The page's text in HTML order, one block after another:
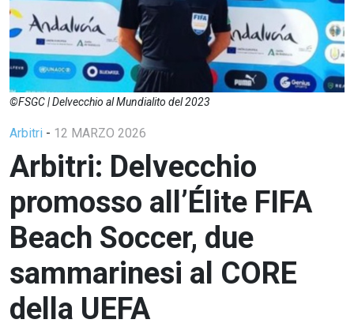
©FSGC | Delvecchio al Mundialito del 2023
Arbitri - 12 MARZO 2026
Arbitri: Delvecchio
promosso all’Élite FIFA
Beach Soccer, due
sammarinesi al CORE
della UEFA